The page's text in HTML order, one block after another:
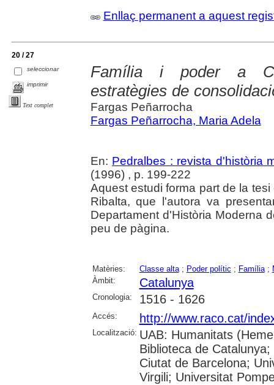
Enllaç permanent a aquest
20 / 27
seleccionar
imprimir
Text complet
Família i poder a
estratègies de
Fargas Peñarrocha
Fargas Peñarrocha, Maria Adela
En: Pedralbes : revista d'història
(1996) , p. 199-222
Aquest estudi forma part de la
Ribalta, que l'autora va
Departament d'Història Moderna
peu de pàgina.
Matèries: Classe alta; Poder polític ; Família;
Àmbit:
Catalunya
Cronologia: 1516 - 1626
Accés: http://www.raco.cat/
Localització: UAB: Humanitats
Biblioteca de
Ciutat de Barcelona;
Virgili; Universitat